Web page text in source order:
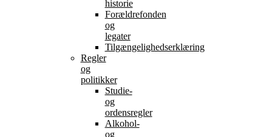
historie
Forældrefonden
og
legater
Tilgængelighedserklæring
Regler
og
politikker
Studie-
og
ordensregler
Alkohol-
og